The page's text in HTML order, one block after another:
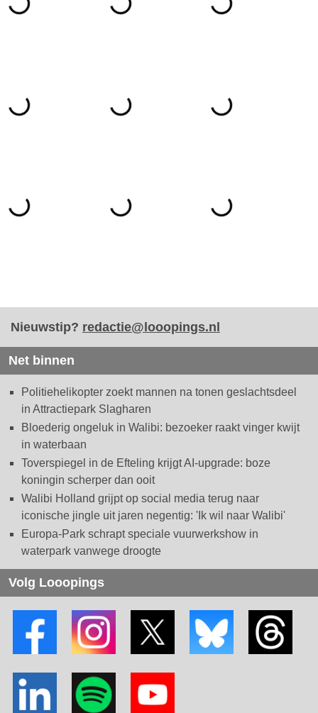
Nieuwstip? redactie@looopings.nl
Net binnen
Politiehelikopter zoekt mannen na tonen geslachtsdeel
in Attractiepark Slagharen
Bloederig ongeluk in Walibi: bezoeker raakt vinger kwijt
in waterbaan
Toverspiegel in de Efteling krijgt AI-upgrade: boze
koningin scherper dan ooit
Walibi Holland grijpt op social media terug naar
iconische jingle uit jaren negentig: 'Ik wil naar Walibi'
Europa-Park schrapt speciale vuurwerkshow in
waterpark vanwege droogte
Volg Looopings